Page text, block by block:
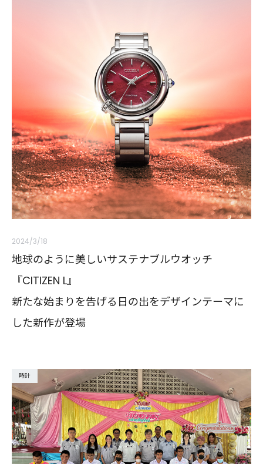
2024/3/18
地球のように美しいサステナブルウオッチ
『CITIZEN L』
新たな始まりを告げる日の出をデザインテーマに
した新作が登場
時計